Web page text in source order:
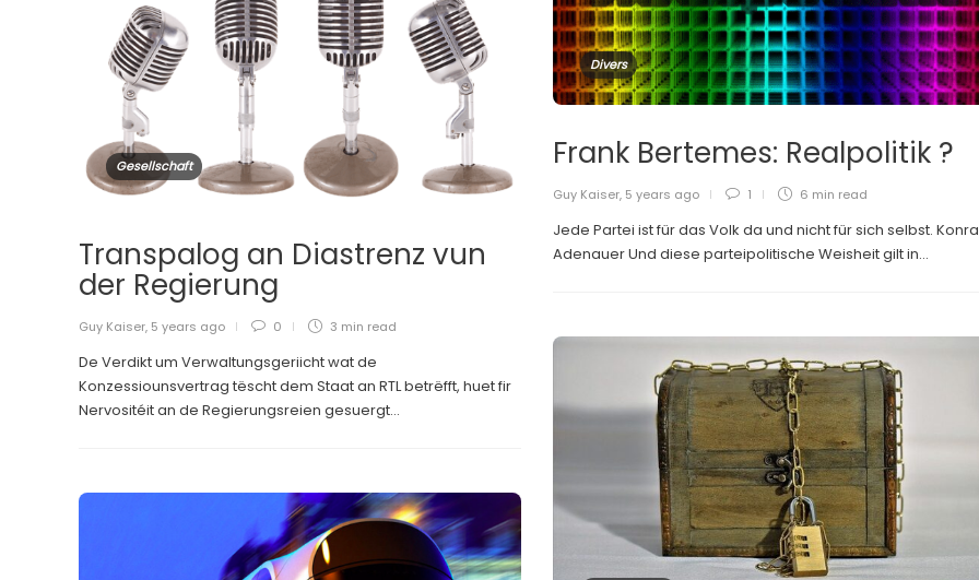
Divers
Frank Bertemes: Realpolitik ?
Guy Kaiser, 5 years ago 1 6 min read
Jede Partei ist für das Volk da und nicht für sich selbst.
Adenauer Und diese parteipolitische Weisheit gilt in...
Gesellschaft
Transpalog an Diastrenz vun
der Regierung
Guy Kaiser, 5 years ago 0 3 min read
De Verdikt um Verwaltungsgeriicht wat de
Konzessiounsvertrag tëscht dem Staat an RTL betrëfft, huet fir
Nervositéit an de Regierungsreien gesuergt...